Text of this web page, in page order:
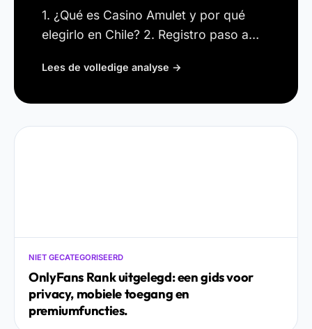
1. ¿Qué es Casino Amulet y por qué
elegirlo en Chile? 2. Registro paso a
Bonos y promociones: ¿Qué…
Lees de volledige analyse →
NIET GECATEGORISEERD
OnlyFans Rank uitgelegd: een gids voor
privacy, mobiele toegang en
premiumfuncties.